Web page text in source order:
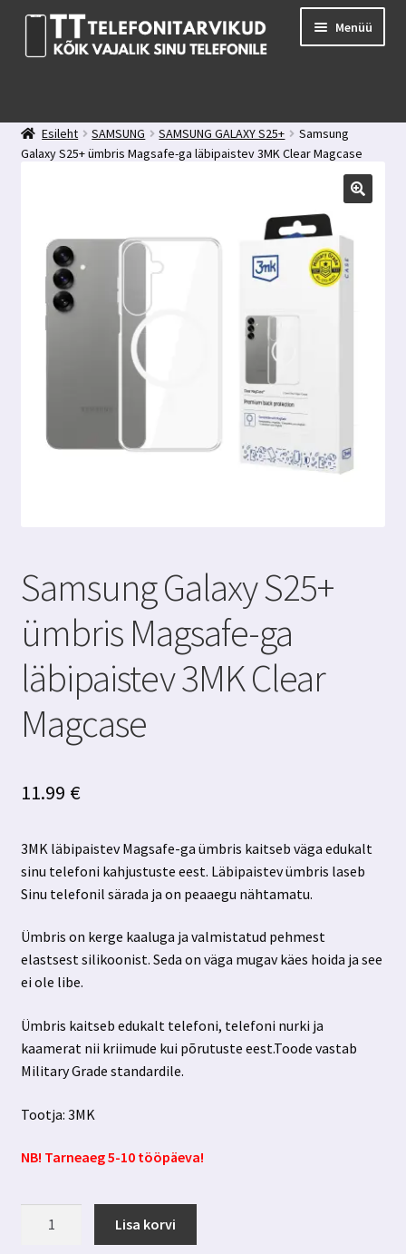
Liigu
navigeerimisele
Liigu
juurde
Menüü
Minu konto
Tagasiside
Esileht SAMSUNG SAMSUNG GALAXY S25+
Samsung
Galaxy S25+ ümbris Magsafe-ga läbipaistev 3MK Clear Magcase
Samsung Galaxy S25+
ümbris Magsafe-ga
läbipaistev 3MK Clear
Magcase
11.99 €
3MK läbipaistev Magsafe-ga ümbris kaitseb väga edukalt
sinu telefoni kahjustuste eest. Läbipaistev ümbris laseb
Sinu telefonil särada ja on peaaegu nähtamatu.
Ümbris on kerge kaaluga ja valmistatud pehmest
elastsest silikoonist. Seda on väga mugav käes hoida ja see
ei ole libe.
Ümbris kaitseb edukalt telefoni, telefoni nurki ja
kaamerat nii kriimude kui põrutuste eest.Toode vastab
Military Grade standardile.
Tootja: 3MK
NB! Tarneaeg 5-10 tööpäeva!
Lisa korvi